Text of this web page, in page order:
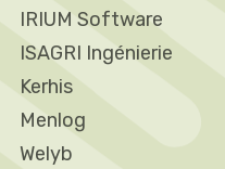
IRIUM Software
ISAGRI Ingénierie
Kerhis
Menlog
Welyb